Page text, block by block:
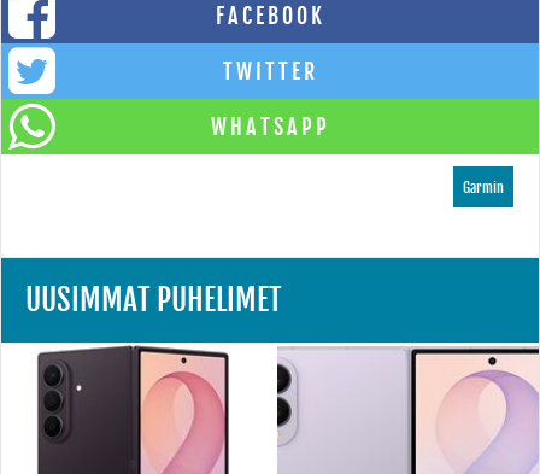
FACEBOOK
TWITTER
WHATSAPP
Garmin
UUSIMMAT PUHELIMET